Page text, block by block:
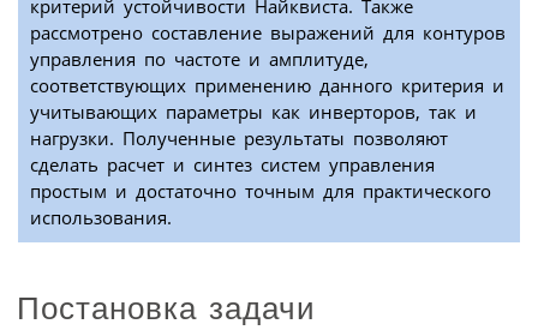
критерий устойчивости Найквиста. Также
рассмотрено составление выражений для контуров
управления по частоте и амплитуде,
соответствующих применению данного критерия и
учитывающих параметры как инверторов, так и
нагрузки. Полученные результаты позволяют
сделать расчет и синтез систем управления
простым и достаточно точным для практического
использования.
Постановка задачи